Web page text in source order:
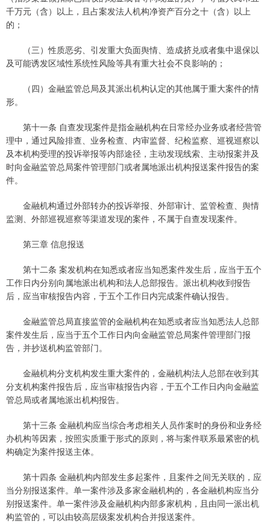
千万元（含）以上，且占案发法人机构净资产百分之十（含）以上
的；
（三）性质恶劣、引发重大负面舆情、造成挤兑或者集中退保以
及可能诱发区域性系统性风险等具有重大社会不良影响的；
（四）金融监管总局及其派出机构认定的其他属于重大案件的情
形。
第十一条 自查发现案件是指金融机构在日常经办业务或者经营管
理中，通过风险排查、业务检查、内审监督、纪检监察、巡视巡察以
及本机构受理的投诉举报等内部途径，主动发现线索、主动报案并及
时向金融监管总局案件管理部门或者属地派出机构报送案件报告的案
件。
金融机构通过外部转办的投诉举报、外部审计、监管检查、舆情
监测、外部巡视巡察等渠道发现的案件，不属于自查发现案件。
第三章 信息报送
第十二条 案发机构在知悉或者应当知悉案件发生后，应当于五个
工作日内分别向属地派出机构和法人总部报告。派出机构收到报告
后，应当审核报告内容，于五个工作日内完成案件确认报告。
金融监管总局直接监管的金融机构在知悉或者应当知悉法人总部
案件发生后，应当于五个工作日内向金融监管总局案件管理部门报
告，并抄送机构监管部门。
金融机构分支机构发生重大案件的，金融机构法人总部在收到其
分支机构案件报告后，应当审核报告内容，于五个工作日内向金融监
管总局或者属地派出机构报告。
第十三条 金融机构应当综合考虑相关人员作案时的身份和业务经
办机构等因素，按照实质重于形式的原则，将与案件联系最紧密的机
构确定为案件报送主体。
第十四条 金融机构内部发生多起案件，且案件之间无关联的，应
当分别报送案件。单一案件涉及多家金融机构的，各金融机构应当分
别报送案件。单一案件涉及金融机构内部多家机构，且由同一派出机
构监管的，可以由较高层级案发机构合并报送案件。